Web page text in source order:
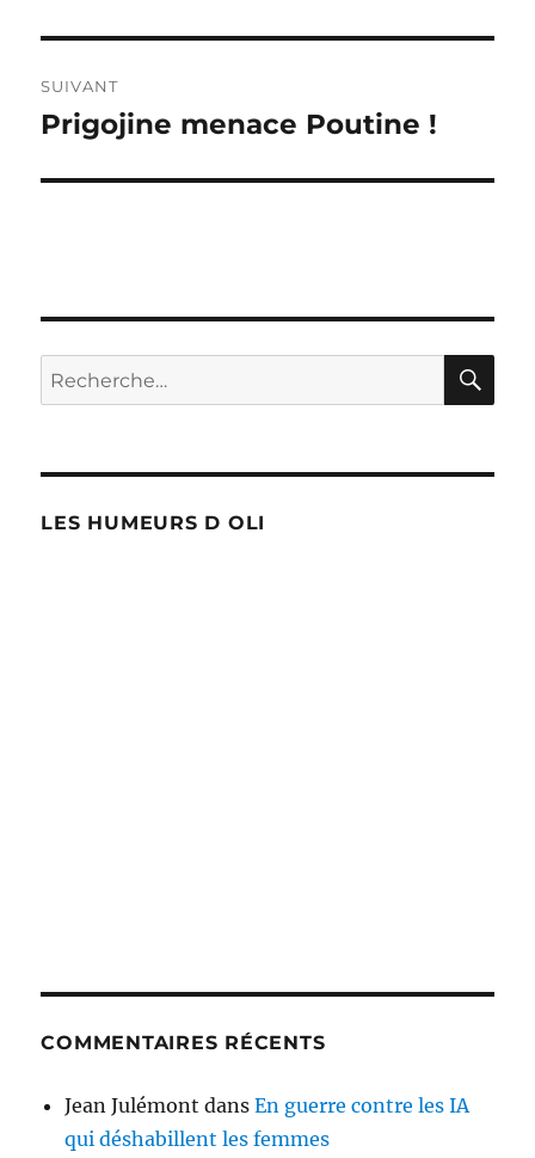
SUIVANT
Publication
Prigojine menace Poutine !
Recherche
pour :
LES HUMEURS D OLI
COMMENTAIRES RÉCENTS
Jean Julémont dansEn guerre contre les IA
qui déshabillent les femmes